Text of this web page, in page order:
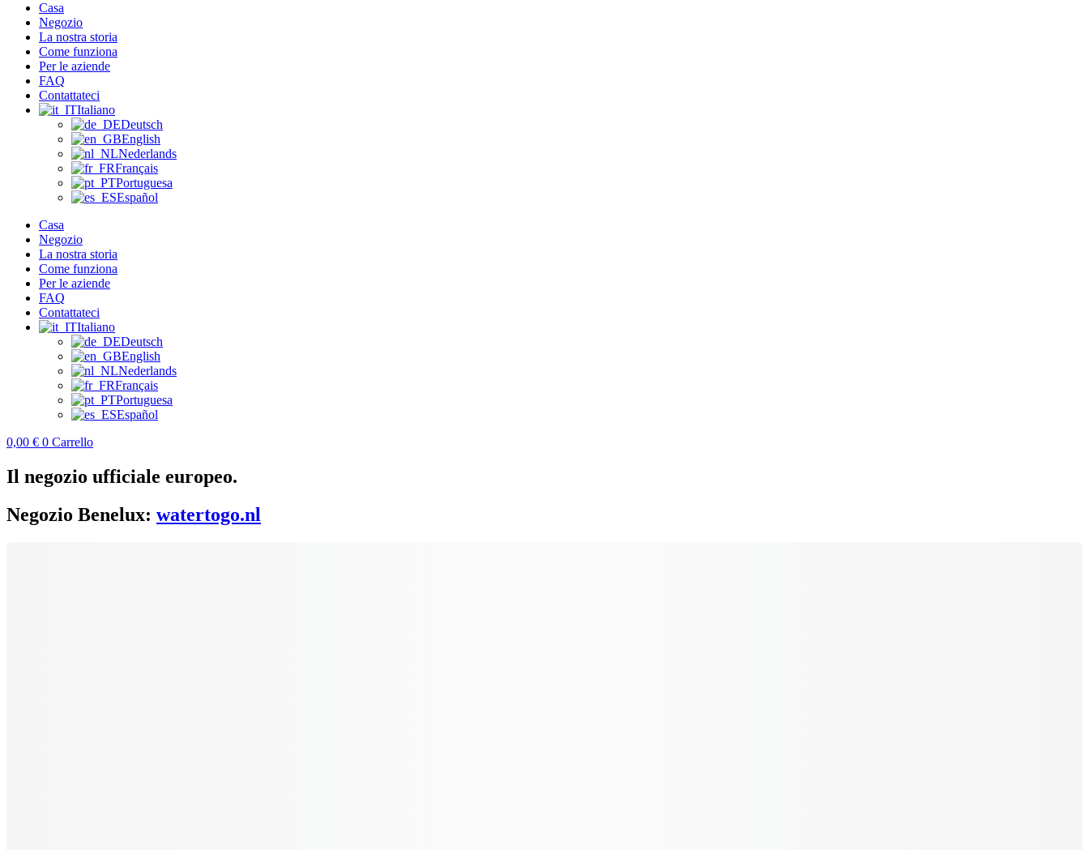
Casa
Negozio
La nostra storia
Come funziona
Per le aziende
FAQ
Contattateci
Italiano
Deutsch
English
Nederlands
Français
Portuguesa
Español
Casa
Negozio
La nostra storia
Come funziona
Per le aziende
FAQ
Contattateci
Italiano
Deutsch
English
Nederlands
Français
Portuguesa
Español
0,00 € 0 Carrello
Il negozio ufficiale europeo.
Negozio Benelux: watertogo.nl